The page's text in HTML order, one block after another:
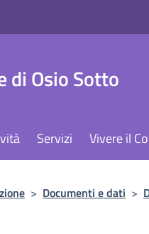
di Osio Sotto
Servizi Vivere il
> Documenti e dati >